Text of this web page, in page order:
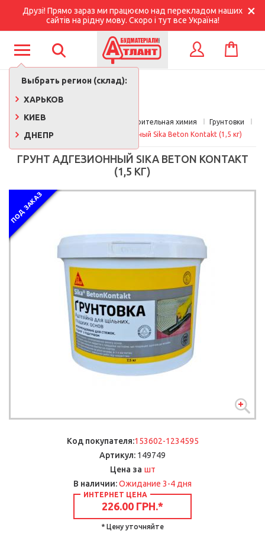
Друзі! Прямо зараз ми працюємо над перекладом наших
сайтів на рідну мову. Скоро і тут все Україна!
Выбрать регион (склад):
ХАРЬКОВ
КИЕВ
ДНЕПР
КОРЗИНА
Главная Краски, лаки, клеи, строительная химия
Грунтовки
Бетоконтакт
Грунт адгезионный Sika Beton Kontakt (1,5 кг)
ГРУНТ АДГЕЗИОННЫЙ SIKA BETON KONTAKT
(1,5 КГ)
ПОД ЗАКАЗ
Код покупателя:153602-1234595
Артикул: 149749
Цена за шт
В наличии:Ожидание 3-4 дня
ИНТЕРНЕТ ЦЕНА
226.00 ГРН.*
* Цену уточняйте